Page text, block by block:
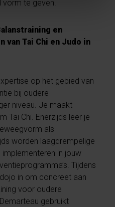
te geven.
en
van Tai Chi en Judo in
op het gebied van
bij oudere
niveau. Je maakt
Tai Chi. Enerzijds leer je
als
worden laagdrempelige
in jouw
Tijdens
in om concreet aan
voor oudere
gebruikt